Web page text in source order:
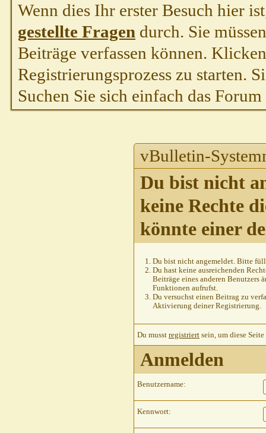
Wenn dies Ihr erster Besuch hier
gestellte Fragen durch. Sie
Beiträge verfassen können.
Registrierungsprozess zu starten.
Suchen Sie sich einfach das
vBulletin-
Du bist nicht
keine Rechte
könnte einer
Du bist nicht angemeldet. Bitte
Du hast keine ausreichenden
Beiträge eines anderen Benutzers
Funktionen aufrufst.
Du versuchst einen Beitrag zu
Aktivierung deiner Registrierung.
Du musst registriert sein, um diese
Anmelden
Benutzername:
Kennwort: